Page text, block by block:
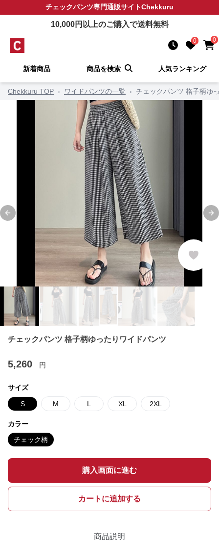
チェックパンツ専門通販サイトChekkuru
10,000円以上のご購入で送料無料
0 0
新着商品 商品を検索 人気ランキング
Chekkuru TOP › ワイドパンツの一覧 › チェックパンツ 格子柄ゆ
Previous slide
チェックパンツ 格子柄ゆったりワイドパンツ
5,260 円
サイズ
S M L XL 2XL
カラー
チェック柄
購入画面に進む
カートに追加する
商品説明